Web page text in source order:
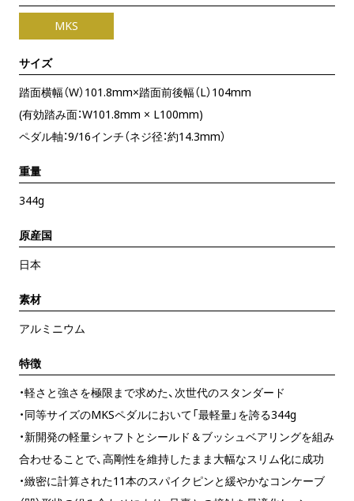
MKS
サイズ
踏面横幅（W）101.8mm×踏面前後幅（L）104mm
(有効踏み面：W101.8mm × L100mm)
ペダル軸：9/16インチ（ネジ径：約14.3mm）
重量
344g
原産国
日本
素材
アルミニウム
特徴
・軽さと強さを極限まで求めた、次世代のスタンダード
・同等サイズのMKSペダルにおいて「最軽量」を誇る344g
・新開発の軽量シャフトとシールド＆ブッシュベアリングを組み
合わせることで、高剛性を維持したまま大幅なスリム化に成功
・緻密に計算された11本のスパイクピンと緩やかなコンケーブ